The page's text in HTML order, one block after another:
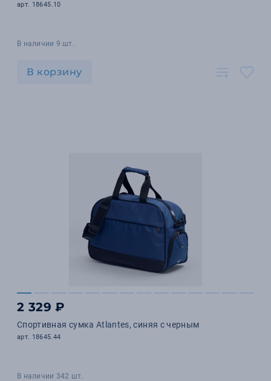
арт. 18645.10
В наличии 9 шт.
В корзину
2 329 ₽
Спортивная сумка Atlantes, синяя с черным
арт. 18645.44
В наличии 342 шт.